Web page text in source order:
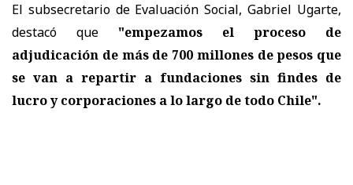
El subsecretario de Evaluación Social, Gabriel Ugarte,
destacó que "empezamos el proceso de
adjudicación de más de 700 millones de pesos que
se van a repartir a fundaciones sin findes de
lucro y corporaciones a lo largo de todo Chile".